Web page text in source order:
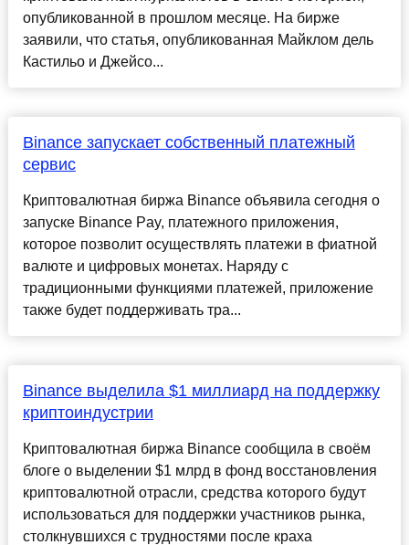
опубликованной в прошлом месяце. На бирже
заявили, что статья, опубликованная Майклом дель
Кастильо и Джейсо...
Binance запускает собственный платежный
сервис
Криптовалютная биржа Binance объявила сегодня о
запуске Binance Pay, платежного приложения,
которое позволит осуществлять платежи в фиатной
валюте и цифровых монетах. Наряду с
традиционными функциями платежей, приложение
также будет поддерживать тра...
Binance выделила $1 миллиард на поддержку
криптоиндустрии
Криптовалютная биржа Binance сообщила в своём
блоге о выделении $1 млрд в фонд восстановления
криптовалютной отрасли, средства которого будут
использоваться для поддержки участников рынка,
столкнувшихся с трудностями после краха